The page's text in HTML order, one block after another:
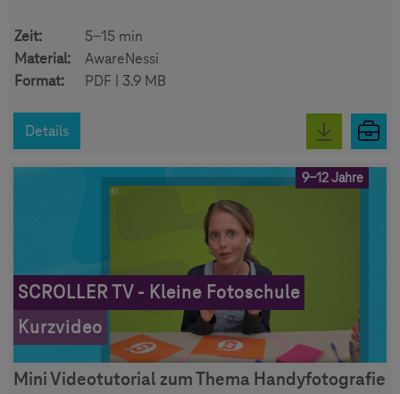
Zeit:
5-15 min
Material:
AwareNessi
Format:
PDF | 3.9 MB
Details
9-12 Jahre
SCROLLER TV - Kleine Fotoschule
Kurzvideo
Mini Videotutorial zum Thema Handyfotografie